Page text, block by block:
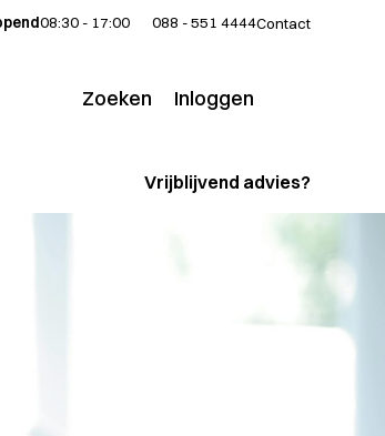
08:30 - 17:00 088 - 551 4444Contact
Zoeken Inloggen
Vrijblijvend advies?